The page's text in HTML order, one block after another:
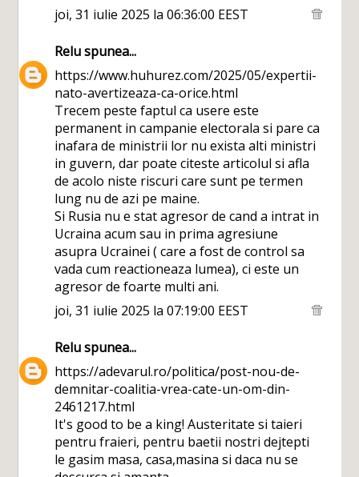
joi, 31 iulie 2025 la 06:36:00 EEST
Reluspunea...
https://www.huhurez.com/2025/05/expertii-
nato-avertizeaza-ca-orice.html
Trecem peste faptul ca usere este
permanent in campanie electorala si pare ca
inafara de ministrii lor nu exista alti ministri
in guvern, dar poate citeste articolul si afla
de acolo niste riscuri care sunt pe termen
lung nu de azi pe maine.
Si Rusia nu e stat agresor de cand a intrat in
Ucraina acum sau in prima agresiune
asupra Ucrainei ( care a fost de control sa
vada cum reactioneaza lumea), ci este un
agresor de foarte multi ani.
joi, 31 iulie 2025 la 07:19:00 EEST
Reluspunea...
https://adevarul.ro/politica/post-nou-de-
demnitar-coalitia-vrea-cate-un-om-din-
2461217.html
It's good to be a king! Austeritate si taieri
pentru fraieri, pentru baetii nostri dejtepti
le gasim masa, casa,masina si daca nu se